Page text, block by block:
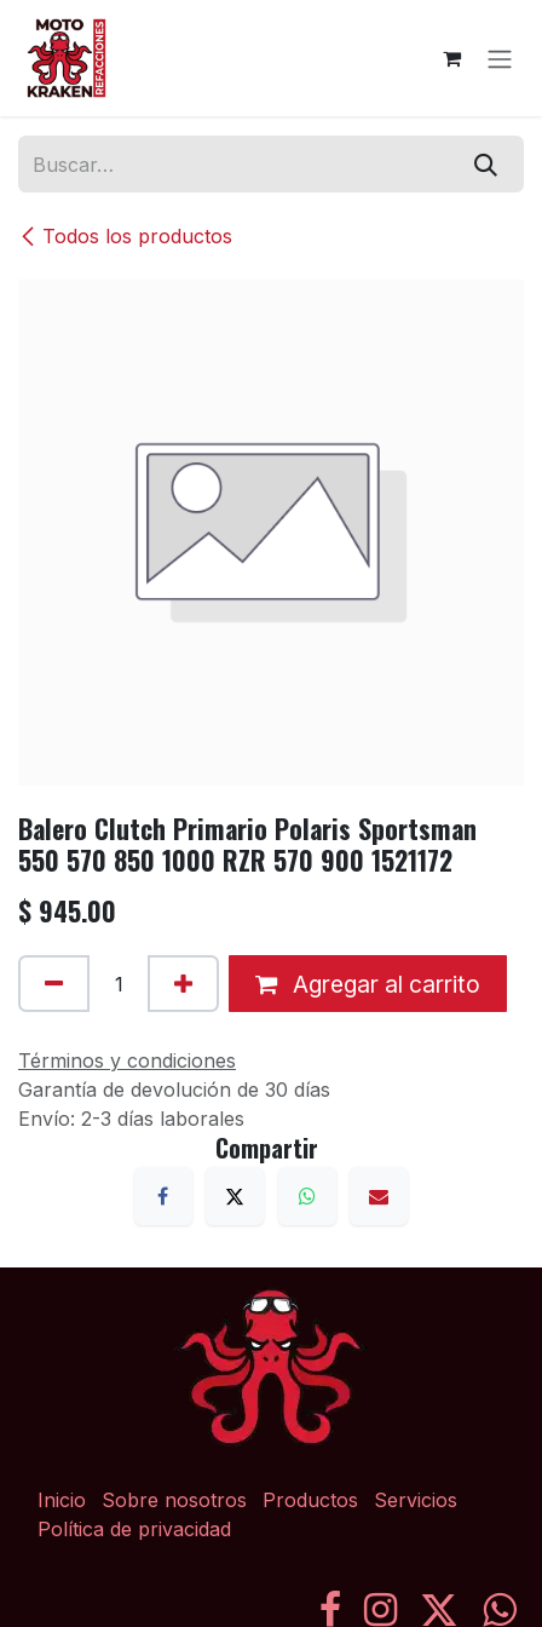
Ir al contenido
Todos los productos
Balero Clutch Primario Polaris Sportsman
550 570 850 1000 RZR 570 900 1521172
$ 945.00
Agregar al carrito
Términos y condiciones
Garantía de devolución de 30 días
Envío: 2-3 días laborales
Compartir
Inicio Sobre nosotros Productos
Servicios
Política de privacidad